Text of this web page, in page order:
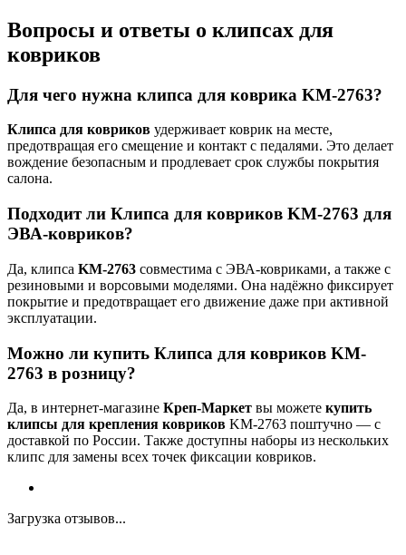
Вопросы и ответы о клипсах для
ковриков
Для чего нужна клипса для коврика KM-2763?
Клипса для ковриков удерживает коврик на месте,
предотвращая его смещение и контакт с педалями. Это делает
вождение безопасным и продлевает срок службы покрытия
салона.
Подходит ли Клипса для ковриков KM-2763 для
ЭВА-ковриков?
Да, клипса KM-2763 совместима с ЭВА-ковриками, а также с
резиновыми и ворсовыми моделями. Она надёжно фиксирует
покрытие и предотвращает его движение даже при активной
эксплуатации.
Можно ли купить Клипса для ковриков KM-
2763 в розницу?
Да, в интернет-магазине Креп-Маркет вы можете купить
клипсы для крепления ковриков KM-2763 поштучно — с
доставкой по России. Также доступны наборы из нескольких
клипс для замены всех точек фиксации ковриков.
Загрузка отзывов...